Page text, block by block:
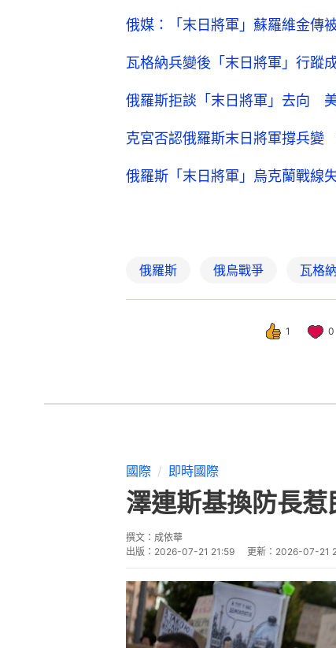
俄媒：「末日將軍」蘇羅維金傳
瓦格納兵變後「末日將軍」行
俄羅斯拒談「末日將軍」去向
克宮否認俄羅斯末日將軍撐兵
俄羅斯「末日將軍」烏克蘭戰
俄羅斯 俄烏戰爭 瓦格
1 0
國際 即時國際
澤連斯基換防長
撰文： 成依華
出版： 2026-07-21 21:59 更新： 2026-07-21